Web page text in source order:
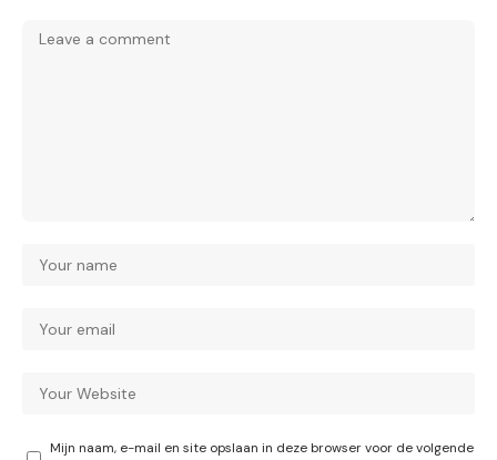
Mijn naam, e-mail en site opslaan in deze browser voor de volgende